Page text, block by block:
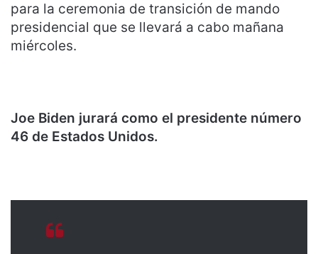
para la ceremonia de transición de mando
presidencial que se llevará a cabo mañana
miércoles.
Joe Biden jurará como el presidente número
46 de Estados Unidos.